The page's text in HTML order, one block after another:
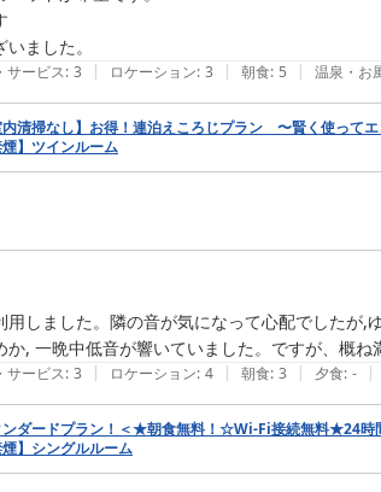
サービス: 3 | ロケーション: 3 | 朝食: 5 | 温泉・お
内清掃なし】お得！連泊えころじプラン 〜賢く使って
】ツインルーム
用しました。隣の音が気になって心配でしたが
か, 一晩中低音が響いていました。ですが、概ね
サービス: 3 | ロケーション: 4 | 朝食: 3 | 夕食: - |
ンダードプラン！＜★朝食無料！☆Wi-Fi接続無料★24時
】シングルルーム